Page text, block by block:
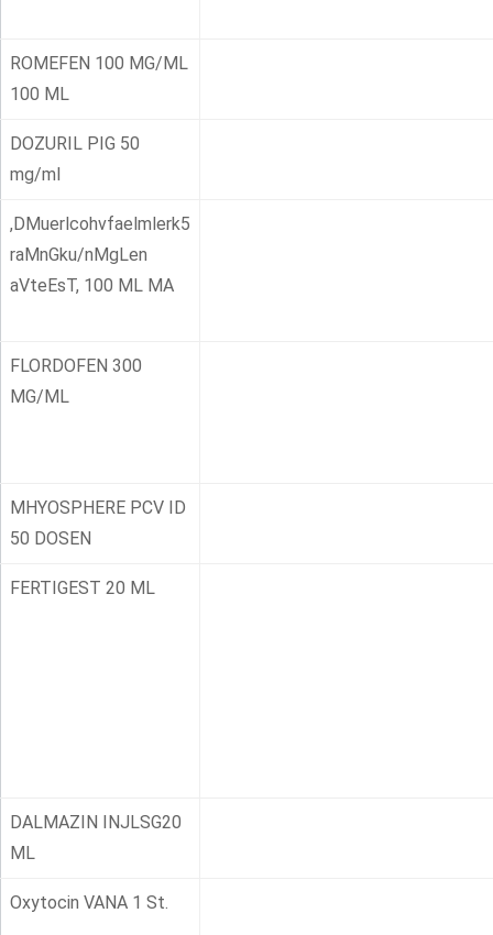
ROMEFEN 100 MG/ML
100 ML
DOZURIL PIG 50
mg/ml
,DMuerlcohvfaelmlerk5
raMnGku/nMgLen
aVteEsT, 100 ML MA
FLORDOFEN 300
MG/ML
MHYOSPHERE PCV ID
50 DOSEN
FERTIGEST 20 ML
DALMAZIN INJLSG20
ML
Oxytocin VANA 1 St.